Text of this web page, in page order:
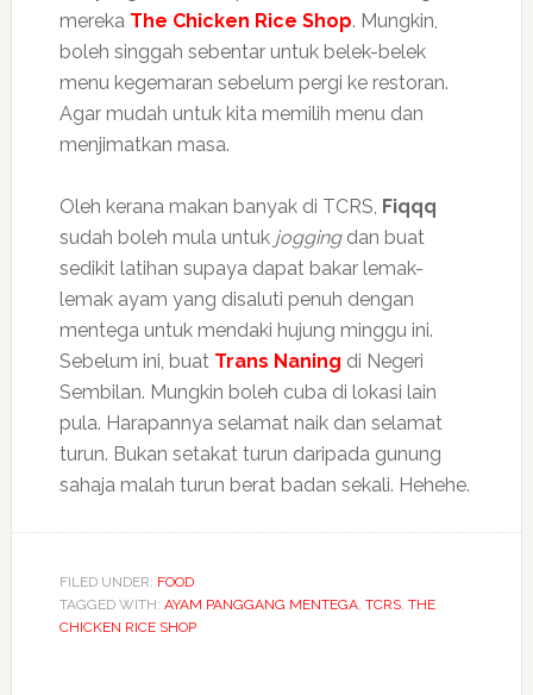
mereka The Chicken Rice Shop. Mungkin,
boleh singgah sebentar untuk belek-belek
menu kegemaran sebelum pergi ke restoran.
Agar mudah untuk kita memilih menu dan
menjimatkan masa.
Oleh kerana makan banyak di TCRS, Fiqqq
sudah boleh mula untuk joggingdan buat
sedikit latihan supaya dapat bakar lemak-
lemak ayam yang disaluti penuh dengan
mentega untuk mendaki hujung minggu ini.
Sebelum ini, buat Trans Naning di Negeri
Sembilan. Mungkin boleh cuba di lokasi lain
pula. Harapannya selamat naik dan selamat
turun. Bukan setakat turun daripada gunung
sahaja malah turun berat badan sekali. Hehehe.
FILED UNDER: FOOD
TAGGED WITH: AYAM PANGGANG MENTEGA, TCRS, THE
CHICKEN RICE SHOP